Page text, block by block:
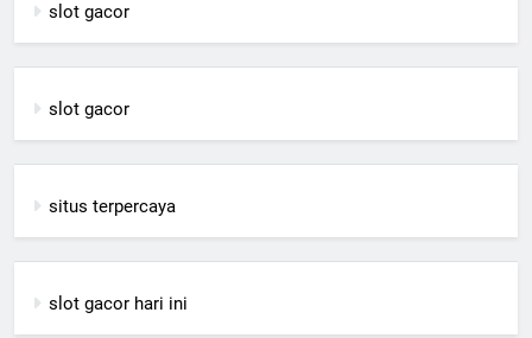
slot gacor
slot gacor
situs terpercaya
slot gacor hari ini